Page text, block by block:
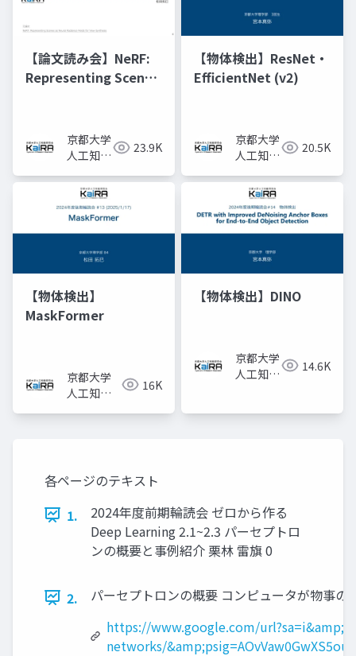
【論文読み会】NeRF:
Representing Scenes
Synthesis京都大学
人工知能
KaiRA
23.9K
【物体検出】ResNet・
EfficientNet (v2)
京都大学
人工知能
KaiRA
20.5K
【物体検出】
MaskFormer
京都大学
人工知能
16K
【物体検出】DINO
京都大学
人工知能
14.6K
各ページのテキスト
1.
2024年度前期輪読会 ゼロから作る
Deep Learning 2.1~2.3 パーセプトロ
ンの概要と事例紹介 栗林 雷旗 0
2.
パーセプトロンの概要 コンピュータが物事
https://www.google.com/
networks/